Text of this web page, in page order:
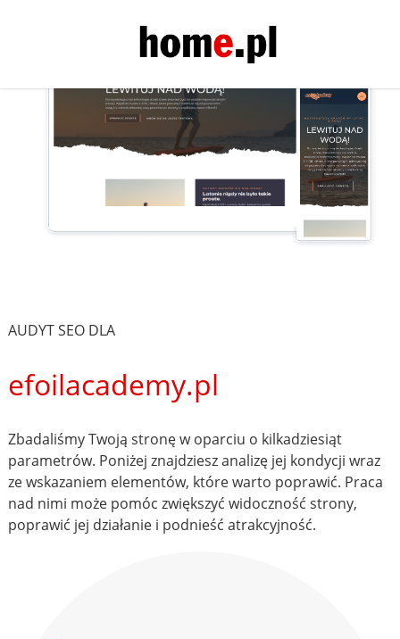
AUDYT SEO DLA
efoilacademy.pl
Zbadaliśmy Twoją stronę w oparciu o kilkadziesiąt
parametrów. Poniżej znajdziesz analizę jej kondycji wraz
ze wskazaniem elementów, które warto poprawić. Praca
nad nimi może pomóc zwiększyć widoczność strony,
poprawić jej działanie i podnieść atrakcyjność.